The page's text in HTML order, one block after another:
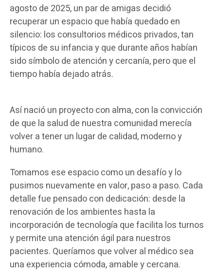
agosto de 2025, un par de amigas decidió
recuperar un espacio que había quedado en
silencio: los consultorios médicos privados, tan
típicos de su infancia y que durante años habían
sido símbolo de atención y cercanía, pero que el
tiempo había dejado atrás.
Así nació un proyecto con alma, con la convicción
de que la salud de nuestra comunidad merecía
volver a tener un lugar de calidad, moderno y
humano.
Tomamos ese espacio como un desafío y lo
pusimos nuevamente en valor, paso a paso. Cada
detalle fue pensado con dedicación: desde la
renovación de los ambientes hasta la
incorporación de tecnología que facilita los turnos
y permite una atención ágil para nuestros
pacientes. Queríamos que volver al médico sea
una experiencia cómoda, amable y cercana.